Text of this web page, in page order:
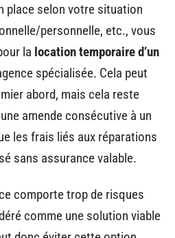
place selon votre situation
personnelle, etc., vous
la location temporaire d’un
spécialisée. Cela peut
abord, mais cela reste
amende consécutive à un
les frais liés aux réparations
sans assurance valable.
comporte trop de risques
comme une solution viable